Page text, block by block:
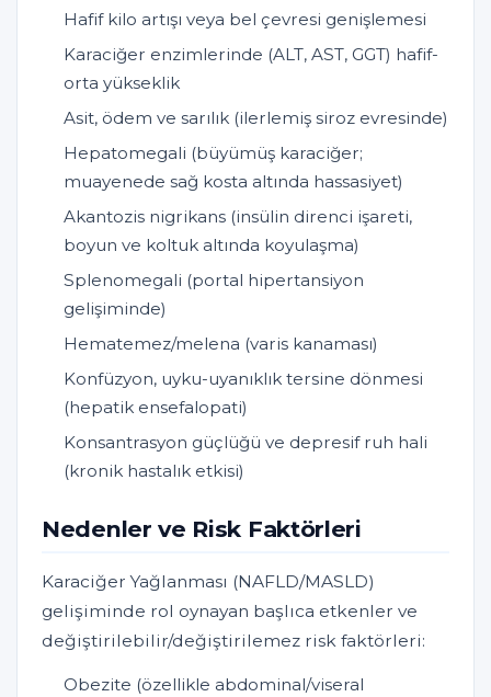
Hafif kilo artışı veya bel çevresi genişlemesi
Karaciğer enzimlerinde (ALT, AST, GGT) hafif-
orta yükseklik
Asit, ödem ve sarılık (ilerlemiş siroz evresinde)
Hepatomegali (büyümüş karaciğer;
muayenede sağ kosta altında hassasiyet)
Akantozis nigrikans (insülin direnci işareti,
boyun ve koltuk altında koyulaşma)
Splenomegali (portal hipertansiyon
gelişiminde)
Hematemez/melena (varis kanaması)
Konfüzyon, uyku-uyanıklık tersine dönmesi
(hepatik ensefalopati)
Konsantrasyon güçlüğü ve depresif ruh hali
(kronik hastalık etkisi)
Nedenler ve Risk Faktörleri
Karaciğer Yağlanması (NAFLD/MASLD)
gelişiminde rol oynayan başlıca etkenler ve
değiştirilebilir/değiştirilemez risk faktörleri:
Obezite (özellikle abdominal/viseral